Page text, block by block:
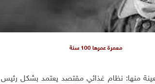
معمرة عمرها 100 سنة
منها: نظام غذائي مقتصد يعتمد بشكل رئيس